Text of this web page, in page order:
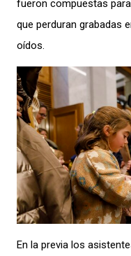
fueron compuestas
que perduran grabadas
oídos.
En la previa los